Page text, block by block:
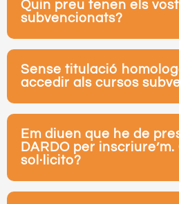
Quin preu tenen els
subvencionats?
Sense titulació
accedir als cursos
Em diuen que he de
DARDO per inscriure’m.
sol·licito?